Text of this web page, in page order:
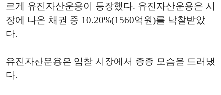
르게 유진자산운용이 등장했다. 유진자산운용은 시
장에 나온 채권 중 10.20%(1560억원)를 낙찰받았
다.
유진자산운용은 입찰 시장에서 종종 모습을 드러냈
다.